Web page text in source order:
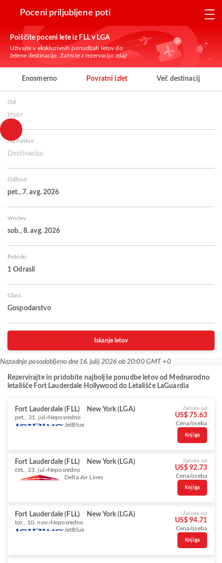
Poceni priljubljene poti
Poiščite poceni lete iz FLL v LGA
Uživajte v ekskluzivnih ponudbah letov do
želene destinacije. Začnite z rezervacijo zdaj!
Enosmerno Povratni izlet Več destinacij
Od
Izvor
Na naslov
Destinacija
Odhod
pet., 7. avg. 2026
Vrnitev
sob., 8. avg. 2026
Potniki
1 Odrasli
Class
Gospodarstvo
Iskanje letov
Nazadnje posodobljeno dne 16. julij 2026 ob 20:00 GMT +0
Rezervirajte in pridobite najboljše ponudbe letov od Mednarodno
letališče Fort Lauderdale Hollywood do Letališče LaGuardia
Fort Lauderdale (FLL) New York (LGA)
pet., 31. jul.
Neposredno
JetBlue
Začnite od
US$ 75.63
Cena/oseba
Knjiga
Fort Lauderdale (FLL) New York (LGA)
čet., 23. jul.
Neposredno
Delta Air Lines
Začnite od
US$ 92.73
Cena/oseba
Knjiga
Fort Lauderdale (FLL) New York (LGA)
tor., 10. nov. Neposredno
JetBlue
Začnite od
US$ 94.71
Cena/oseba
Knjiga